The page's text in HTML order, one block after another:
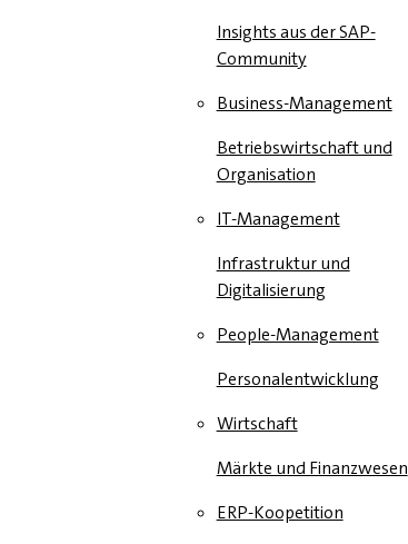
Insights aus der SAP-
Community
Business-Management
Betriebswirtschaft und
Organisation
IT-Management
Infrastruktur und
Digitalisierung
People-Management
Personalentwicklung
Wirtschaft
Märkte und Finanzwesen
ERP-Koopetition